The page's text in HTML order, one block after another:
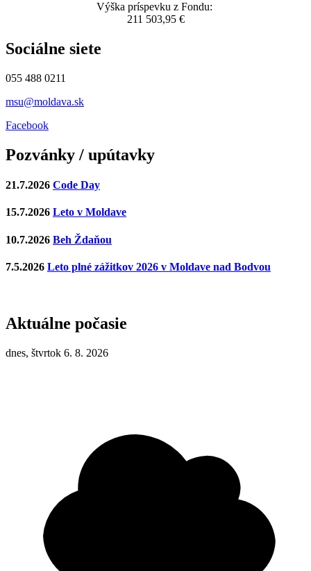
Výška príspevku z Fondu:
211 503,95 €
Sociálne siete
055 488 0211
msu@moldava.sk
Facebook
Pozvánky / upútavky
21.7.2026 Code Day
15.7.2026 Leto v Moldave
10.7.2026 Beh Ždaňou
7.5.2026 Leto plné zážitkov 2026 v Moldave nad Bodvou
Aktuálne počasie
dnes, štvrtok 6. 8. 2026